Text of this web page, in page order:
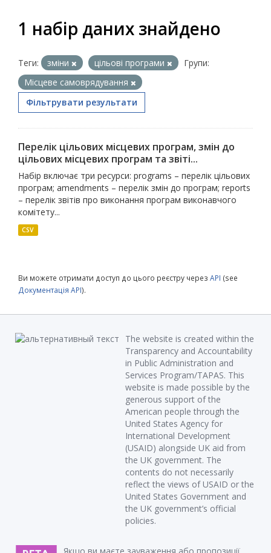
1 набір даних знайдено
Теги: зміни цільові програми
Групи:
Місцеве самоврядування
Фільтрувати результати
Перелік цільових місцевих програм, змін до
цільових місцевих програм та звіті...
Набір включає три ресурси: programs – перелік цільових
програм; amendments – перелік змін до програм; reports
– перелік звітів про виконання програм виконавчого
комітету...
CSV
Ви можете отримати доступ до цього реєстру через API (see
Документація API).
The website is created within the
Transparency and Accountability
in Public Administration and
Services Program/TAPAS. This
website is made possible by the
generous support of the
American people through the
United States Agency for
International Development
(USAID) alongside UK aid from
the UK government. The
contents do not necessarily
reflect the views of USAID or the
United States Government and
the UK government’s official
policies.